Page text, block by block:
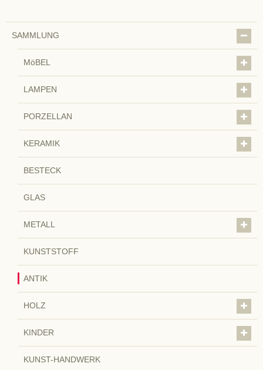
SAMMLUNG
MöBEL
LAMPEN
PORZELLAN
KERAMIK
BESTECK
GLAS
METALL
KUNSTSTOFF
ANTIK
HOLZ
KINDER
KUNST-HANDWERK